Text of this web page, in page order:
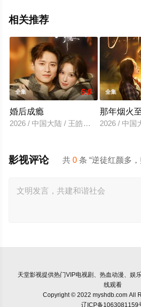
相关推荐
全集 6.0
婚后成瘾
2026 / 中国大陆 / 王皓祯＆徐轸轸
全集
那年烟火
2026 / 中国
共0 条 “逆徒红颜多
影视评论
天堂影视提供热门VIP电视剧、热血动漫、娱
线观看
Copyright © 2022 myshdb.com All
辽ICP备1063081159